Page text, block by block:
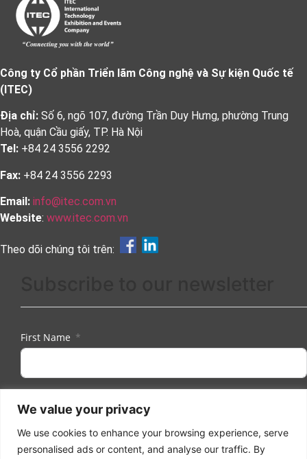
We value your privacy
We use cookies to enhance your browsing experience, serve
personalised ads or content, and analyse our traffic. By
Công ty Cổ phần Triển lãm Công nghệ và Sự kiện Quốc tế
(ITEC)
Địa chỉ: Số 6, ngõ 107, đường Trần Duy Hưng, phường Trung
Hoà, quận Cầu giấy, TP. Hà Nội
Tel: +84 24 3556 2292
Fax: +84 24 3556 2293
Email: info@itec.com.vn
Website: www.itec.com.vn
Theo dõi chúng tôi trên:
First Name